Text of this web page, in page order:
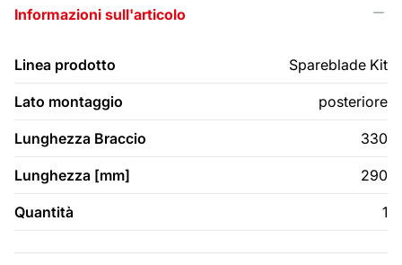
Informazioni sull'articolo
Linea prodotto Spareblade Kit
Lato montaggio posteriore
Lunghezza Braccio 330
Lunghezza [mm] 290
Quantità 1